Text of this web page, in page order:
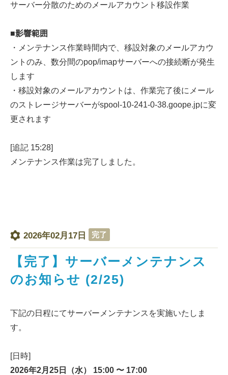
サーバー分散のためのメールアカウント移設作業
■影響範囲
・メンテナンス作業時間内で、移設対象のメールアカウ
ントのみ、数分間のpop/imapサーバーへの接続断が発生
します
・移設対象のメールアカウントは、作業完了後にメール
のストレージサーバーがspool-10-241-0-38.goope.jpに変
更されます
[追記 15:28]
メンテナンス作業は完了しました。
2026年02月17日 完了
【完了】サーバーメンテナンス
のお知らせ (2/25)
下記の日程にてサーバーメンテナンスを実施いたしま
す。
[日時]
2026年2月25日（水） 15:00 〜 17:00